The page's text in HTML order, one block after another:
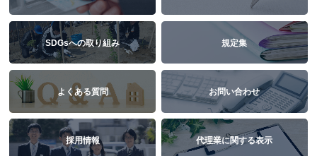
SDGsへの取り組み 規定集
よくある質問 お問い合わせ
採用情報 代理業に関する表示